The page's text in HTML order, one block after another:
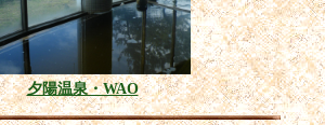
夕陽温泉・WAO